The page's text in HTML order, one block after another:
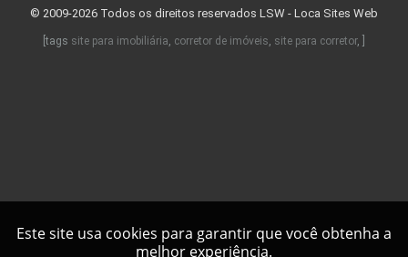
© 2009-2026 Todos os direitos reservados LSW - Loca Sites Web
[tags site para imobiliária, corretor de imóveis, site para corretor, ]
Este site usa cookies para garantir que você obtenha a
melhor experiência.